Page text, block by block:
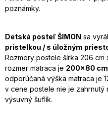
poznámky.
Detská posteľ ŠIMON sa
prístelkou / s úložným
Rozmery postele šírka 206 cm
rozmer matraca je 200x80 cm,
odporúčaná výška matraca je
v cene postele nie je zahrnutý
výsuvný šuflík.